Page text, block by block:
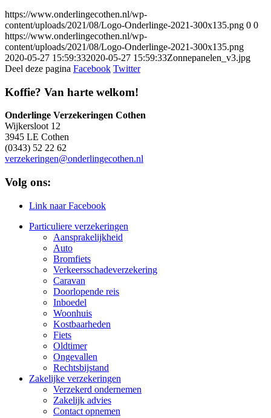
https://www.onderlingecothen.nl/wp-
content/uploads/2021/08/Logo-Onderlinge-2021-300x135.png 0 0
https://www.onderlingecothen.nl/wp-
content/uploads/2021/08/Logo-Onderlinge-2021-300x135.png
2020-05-27 15:59:332020-05-27 15:59:33Zonnepanelen_v3.jpg
Deel deze pagina Facebook Twitter
Koffie? Van harte welkom!
Onderlinge Verzekeringen Cothen
Wijkersloot 12
3945 LE Cothen
(0343) 52 22 62
verzekeringen@onderlingecothen.nl
Volg ons:
Link naar Facebook
Particuliere verzekeringen
Aansprakelijkheid
Auto
Bromfiets
Verkeersschadeverzekering
Caravan
Doorlopende reis
Inboedel
Woonhuis
Kostbaarheden
Fiets
Oldtimer
Ongevallen
Rechtsbijstand
Zakelijke verzekeringen
Verzekerd ondernemen
Zakelijk advies
Contact opnemen